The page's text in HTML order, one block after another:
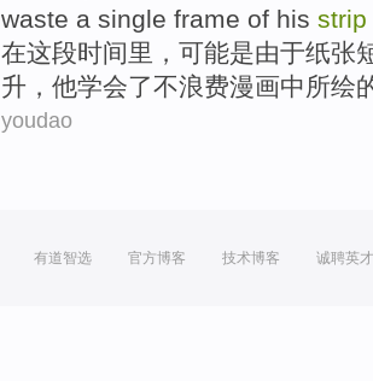
waste a single frame of his strip
在这段时间里 ， 可能是由于纸张
升， 他学会了不浪费漫画中所绘
youdao
有道智选 官方博客 技术博客 诚聘英才